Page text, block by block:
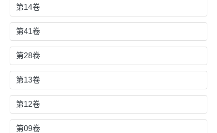
第14卷
第41卷
第28卷
第13卷
第12卷
第09卷